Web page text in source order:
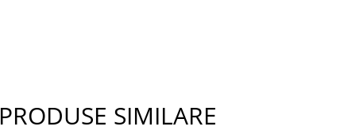
PRODUSE SIMILARE